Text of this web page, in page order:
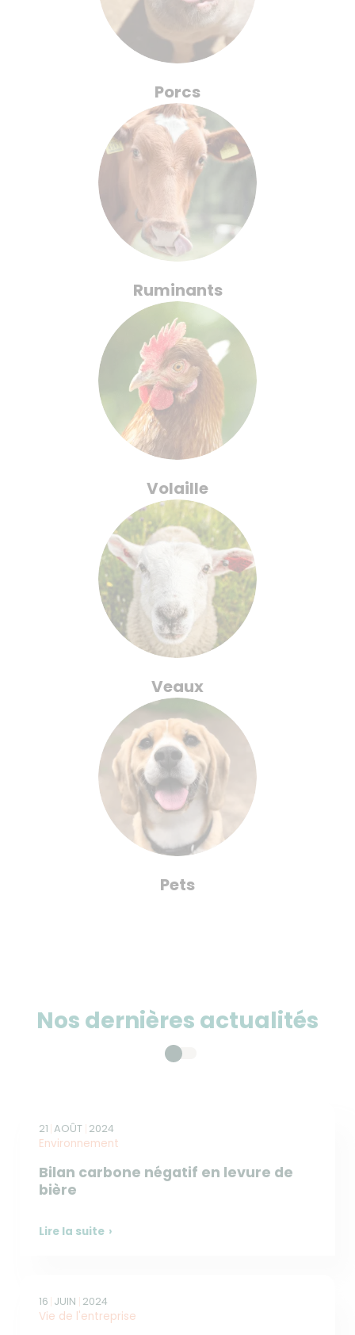
Porcs
Ruminants
Volaille
Veaux
Pets
Nos dernières actualités
21 AOÛT 2024
Environnement
Bilan carbone négatif en levure de
bière
Lire la suite
16 JUIN 2024
Vie de l'entreprise